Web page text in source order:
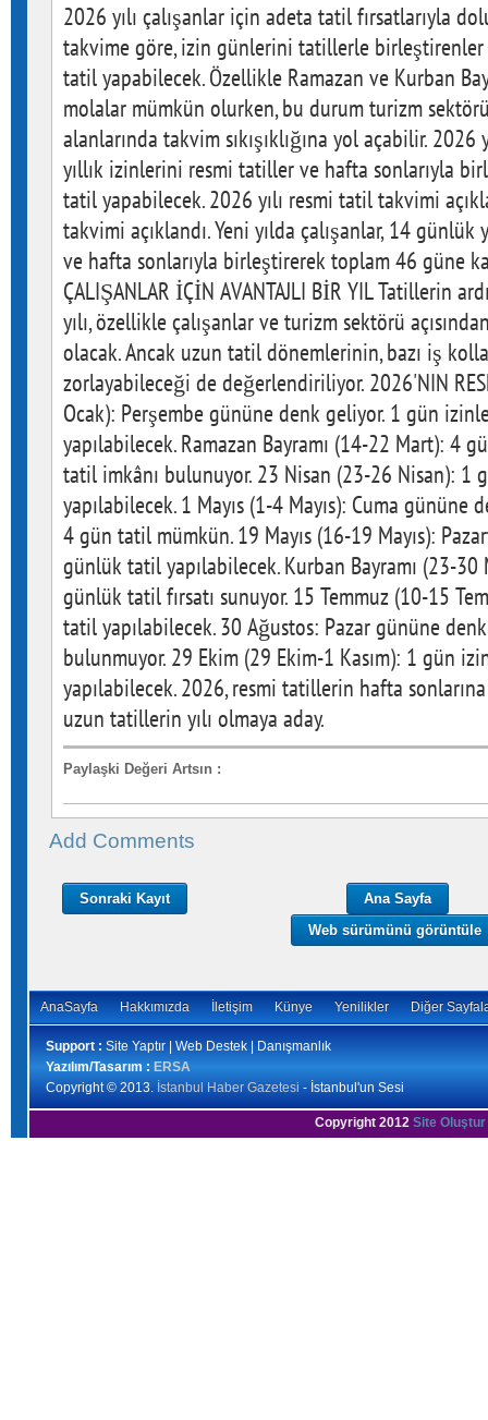
2026 yılı çalışanlar için adeta tatil fırsatlarıyla
takvime göre, izin günlerini tatillerle
tatil yapabilecek. Özellikle Ramazan ve Kurban
molalar mümkün olurken, bu durum turizm
alanlarında takvim sıkışıklığına yol açabilir. 2026
yıllık izinlerini resmi tatiller ve hafta sonlarıyla
tatil yapabilecek. 2026 yılı resmi tatil takvimi
takvimi açıklandı. Yeni yılda çalışanlar, 14
ve hafta sonlarıyla birleştirerek toplam 46 güne
ÇALIŞANLAR İÇİN AVANTAJLI BİR YIL Tatillerin
yılı, özellikle çalışanlar ve turizm sektörü
olacak. Ancak uzun tatil dönemlerinin, bazı iş
zorlayabileceği de değerlendiriliyor. 2026'NIN
Ocak): Perşembe gününe denk geliyor. 1 gün
yapılabilecek. Ramazan Bayramı (14-22 Mart): 4
tatil imkânı bulunuyor. 23 Nisan (23-26 Nisan):
yapılabilecek. 1 Mayıs (1-4 Mayıs): Cuma
4 gün tatil mümkün. 19 Mayıs (16-19 Mayıs):
günlük tatil yapılabilecek. Kurban Bayramı (23-30
günlük tatil fırsatı sunuyor. 15 Temmuz (10-15
tatil yapılabilecek. 30 Ağustos: Pazar gününe
bulunmuyor. 29 Ekim (29 Ekim-1 Kasım): 1 gün
yapılabilecek. 2026, resmi tatillerin hafta
uzun tatillerin yılı olmaya aday.
Paylaşki Değeri Artsın :
Add Comments
Sonraki Kayıt
Ana Sayfa
Web sürümünü görüntüle
AnaSayfa Hakkımızda İletişim Künye Yenilikler Diğer
Support : Site Yaptır | Web Destek | Danışmanlık
Yazılım/Tasarım : ERSA
Copyright © 2013. İstanbul Haber Gazetesi - İstanbul'un Sesi
Copyright 2012 Site Oluştur